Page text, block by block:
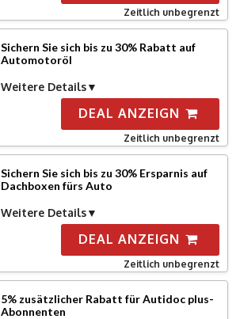
Zeitlich unbegrenzt
Sichern Sie sich bis zu 30% Rabatt auf
Automotoröl
Weitere Details
DEAL ANZEIGN
Zeitlich unbegrenzt
Sichern Sie sich bis zu 30% Ersparnis auf
Dachboxen fürs Auto
Weitere Details
DEAL ANZEIGN
Zeitlich unbegrenzt
5% zusätzlicher Rabatt für Autidoc plus-
Abonnenten